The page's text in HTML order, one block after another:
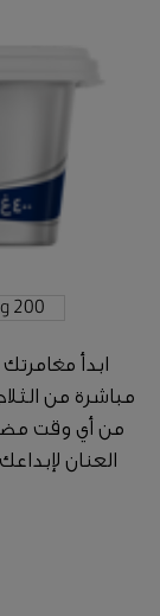
200 g
ابدأ
مباشرة من
من أي وقت
العنان